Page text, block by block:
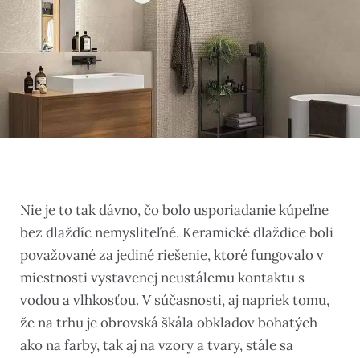
Nie je to tak dávno, čo bolo usporiadanie kúpeľne
bez dlaždíc nemysliteľné. Keramické dlaždice boli
považované za jediné riešenie, ktoré fungovalo v
miestnosti vystavenej neustálemu kontaktu s
vodou a vlhkosťou. V súčasnosti, aj napriek tomu,
že na trhu je obrovská škála obkladov bohatých
ako na farby, tak aj na vzory a tvary, stále sa